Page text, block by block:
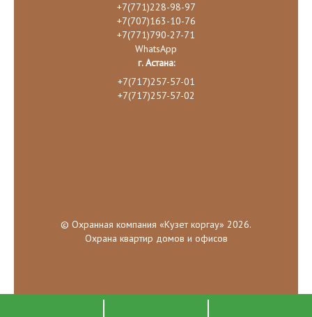
+7(771)228-98-97
+7(707)163-10-76
+7(771)790-27-71
WhatsApp
г. Астана:
+7(717)257-57-01
+7(717)257-57-02
© Охранная компания «Кузет коргау» 2026.
Охрана квартир домов и офисов